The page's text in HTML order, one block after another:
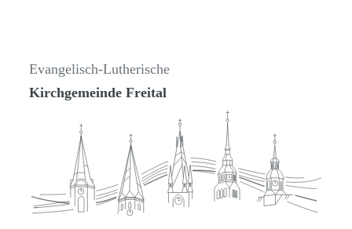
Evangelisch-Lutherische
Kirchgemeinde Freital